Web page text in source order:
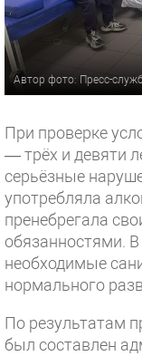
Автор фото: Пресс-
При проверке
— трёх и девяти
серьёзные
употребляла
пренебрегала
обязанностями. В
необходимые
нормального
По результатам
был составлен